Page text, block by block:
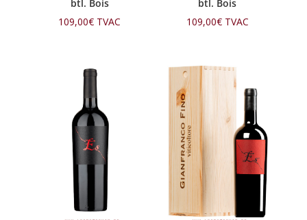
btl. Bois
109,00€ TVAC
btl. Bois
109,00€ TVAC